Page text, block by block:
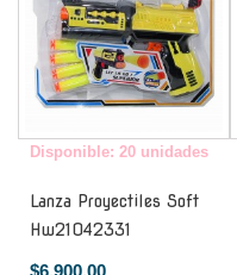
Disponible: 20 unidades
Lanza Proyectiles Soft
Hw21042331
$6.900,00